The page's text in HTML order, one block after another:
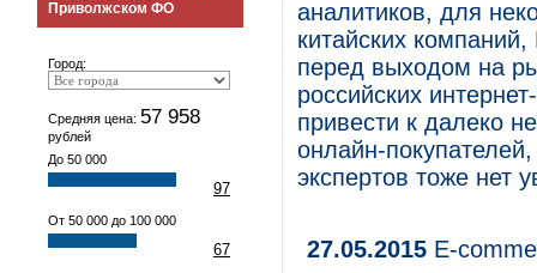
Приволжском ФО
Город:
Средняя цена: 57 958
рублей
До 50 000
97
От 50 000 до 100 000
67
аналитиков, для
китайских
перед выходом на
российских
привести к далеко
онлайн-
экспертов тоже нет
27.05.2015 E-